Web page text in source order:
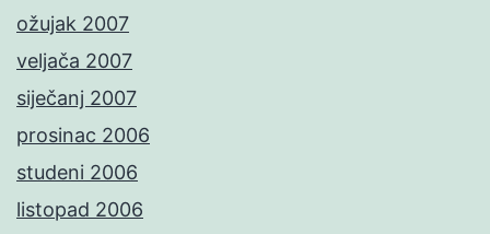
ožujak 2007
veljača 2007
siječanj 2007
prosinac 2006
studeni 2006
listopad 2006